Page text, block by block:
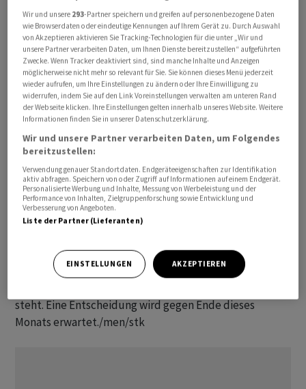
für alle Parteien und ermöglicht, dass das
Genehmigungsverfahren dort fortgesetzt werden
kann», hiess es am Mittwoch in einer Stellungnahme von
Bayer. Die Aktien von Bayer legten zum Xetra-
Handelsschluss um 4,8 Prozent auf 37,74 Euro zu.
Bayer hatte den 7,25 Milliarden US-Dollar schweren
Vergleich mit Klägern im Februar geschlossen. Er muss
vom Gericht in St. Louis noch genehmigt werden, die
meisten Kläger müssen ihm zustimmen. Eine Anhörung
dazu findet am 9. Juli statt.
Daneben ist noch ein Verfahren am obersten US-Gericht
entscheiden, ob Bundesrecht zu Warnhinweisen beim
Verkauf von Unkrautvernichtern - wie Bayer
steht. Eine Entscheidung wird gegen Ende dieses
Monats erwartet./men/stk
Wir und unsere 293-Partner speichern und greifen auf personenbezogene Daten
wie Browserdaten oder eindeutige Kennungen auf Ihrem Gerät zu. Durch Auswahl
von Akzeptieren aktivieren Sie Tracking-Technologien für die unter „Wir und
unsere Partner verarbeiten Daten, um Ihnen Dienste bereitzustellen“ aufgeführten
Zwecke. Wenn Tracker deaktiviert sind, sind manche Inhalte und Anzeigen
möglicherweise nicht mehr so relevant für Sie. Sie können dieses Menü jederzeit
wieder aufrufen, um Ihre Einstellungen zu ändern oder Ihre Einwilligung zu
widerrufen, indem Sie auf den Link Voreinstellungen verwalten am unteren Rand
der Webseite klicken. Ihre Einstellungen gelten innerhalb unseres Website. Weitere
Informationen finden Sie in unserer Datenschutzerklärung.
Wir und unsere Partner verarbeiten Daten, um Folgendes
bereitzustellen:
Verwendung genauer Standortdaten. Endgeräteeigenschaften zur Identifikation
aktiv abfragen. Speichern von oder Zugriff auf Informationen auf einem Endgerät.
Personalisierte Werbung und Inhalte, Messung von Werbeleistung und der
Performance von Inhalten, Zielgruppenforschung sowie Entwicklung und
Verbesserung von Angeboten.
Liste der Partner (Lieferanten)
EINSTELLUNGEN AKZEPTIEREN